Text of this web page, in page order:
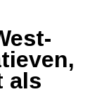
als